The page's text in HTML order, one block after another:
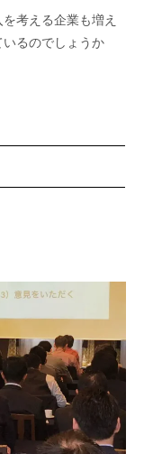
考える企業も増え
るのでしょうか